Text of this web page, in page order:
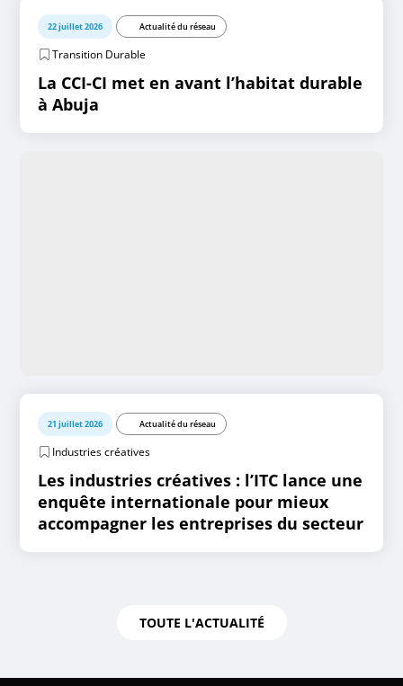
22 juillet 2026 Actualité du réseau
Transition Durable
La CCI-CI met en avant l’habitat durable
à Abuja
21 juillet 2026 Actualité du réseau
Industries créatives
Les industries créatives : l’ITC lance une
enquête internationale pour mieux
accompagner les entreprises du secteur
TOUTE L'ACTUALITÉ